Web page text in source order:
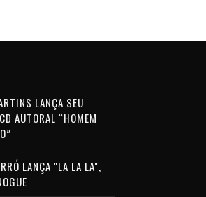
LANÇA SEU
AUTORAL “HOMEM
LANÇA "LA LA LA",